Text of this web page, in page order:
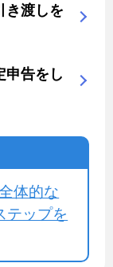
き渡しを
申告をし
体的な
テップを